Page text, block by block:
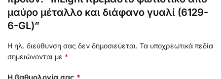
μαύρο μέταλλο και διάφανο γυαλί (6129-
6-GL)”
Η ηλ. διεύθυνση σας δεν δημοσιεύεται. Τα υποχρεωτικά πεδία
σημειώνονται με *